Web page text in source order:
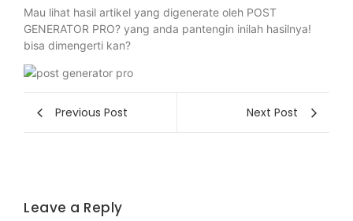
Mau lihat hasil artikel yang digenerate oleh POST
GENERATOR PRO? yang anda pantengin inilah hasilnya!
bisa dimengerti kan?
Previous Post Next Post
Leave a Reply